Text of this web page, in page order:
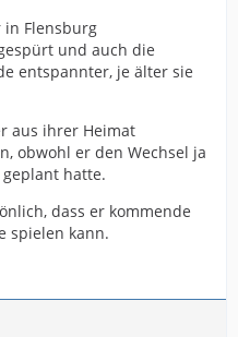
Flensburg
und auch die
entspannter, je älter sie
aus ihrer Heimat
obwohl er den Wechsel ja
hatte.
dass er kommende
spielen kann.